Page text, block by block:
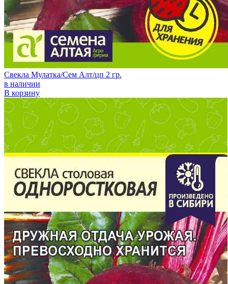
Свекла Мулатка/Сем Алт/цп 2 гр.
в наличии
В корзину